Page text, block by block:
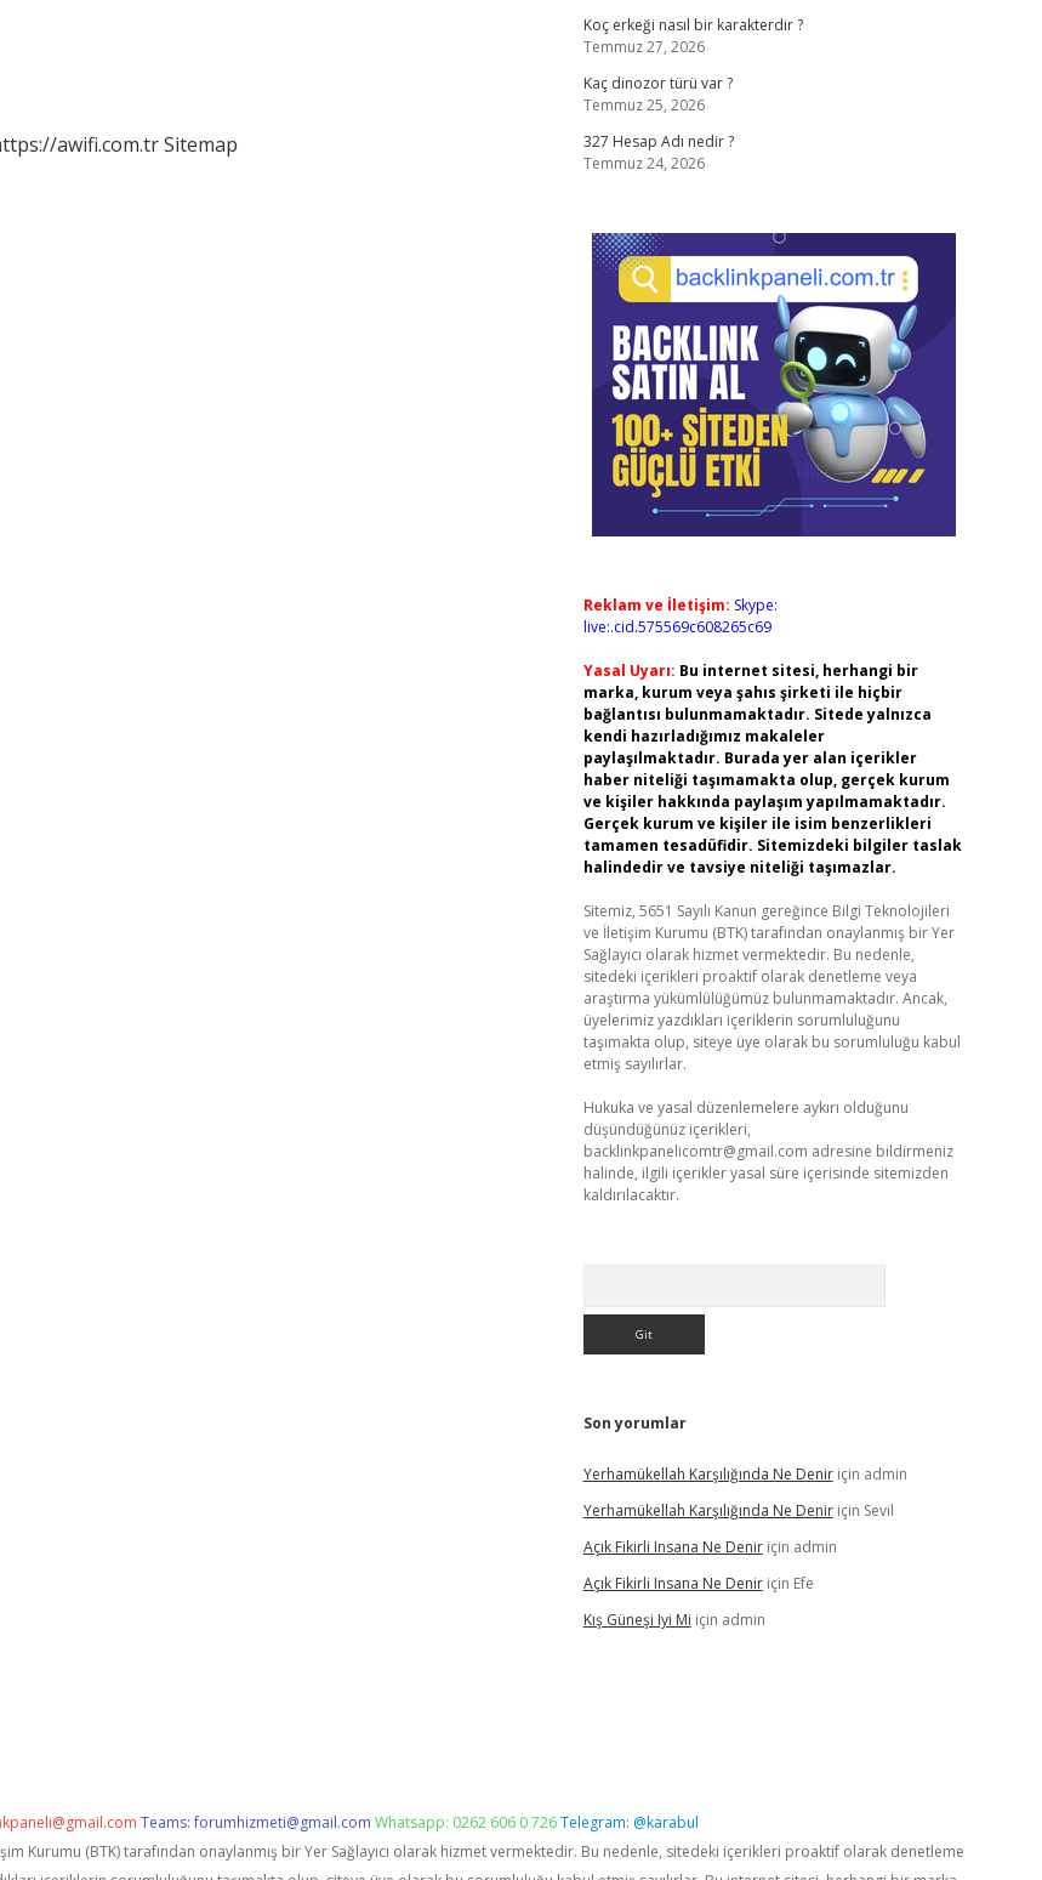
awifi.com.trSitemap
Koç erkeği nasıl bir karakterdir ?
Temmuz 27, 2026
Kaç dinozor türü var ?
Temmuz 25, 2026
327 Hesap Adı nedir ?
Temmuz 24, 2026
Reklam ve İletişim: Skype:
live:.cid.575569c608265c69
Yasal Uyarı: Bu internet sitesi, herhangi bir
marka, kurum veya şahıs şirketi ile hiçbir
bağlantısı bulunmamaktadır. Sitede yalnızca
kendi hazırladığımız makaleler
paylaşılmaktadır. Burada yer alan içerikler
haber niteliği taşımamakta olup, gerçek kurum
ve kişiler hakkında paylaşım yapılmamaktadır.
Gerçek kurum ve kişiler ile isim benzerlikleri
tamamen tesadüfidir. Sitemizdeki bilgiler taslak
halindedir ve tavsiye niteliği taşımazlar.
Sitemiz, 5651 Sayılı Kanun gereğince Bilgi Teknolojileri
ve İletişim Kurumu (BTK) tarafından onaylanmış bir Yer
Sağlayıcı olarak hizmet vermektedir. Bu nedenle,
sitedeki içerikleri proaktif olarak denetleme veya
araştırma yükümlülüğümüz bulunmamaktadır. Ancak,
üyelerimiz yazdıkları içeriklerin sorumluluğunu
taşımakta olup, siteye üye olarak bu sorumluluğu kabul
etmiş sayılırlar.
Hukuka ve yasal düzenlemelere aykırı olduğunu
düşündüğünüz içerikleri,
backlinkpanelicomtr@gmail.com adresine bildirmeniz
halinde, ilgili içerikler yasal süre içerisinde sitemizden
kaldırılacaktır.
Son yorumlar
Yerhamükellah Karşılığında Ne Deniriçin admin
Yerhamükellah Karşılığında Ne Deniriçin Sevil
Açık Fikirli Insana Ne Deniriçin admin
Açık Fikirli Insana Ne Deniriçin Efe
Kış Güneşi Iyi Mi için admin
Teams:forumhizmeti@gmail.com Whatsapp: 0262 606 0 726Telegram: @karabul
Kurumu (BTK) tarafından onaylanmış bir Yer Sağlayıcı olarak hizmet vermektedir. Bu nedenle, sitedeki içerikleri proaktif olarak denetleme